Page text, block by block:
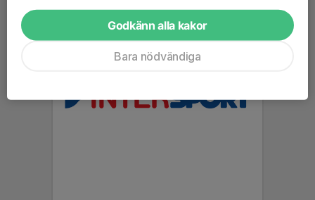
Godkänn alla kakor
Bara nödvändiga